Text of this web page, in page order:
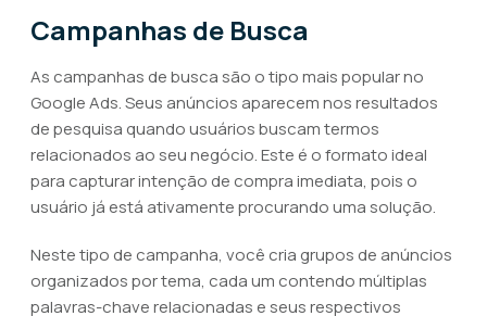
Campanhas de Busca
As campanhas de busca são o tipo mais popular no
Google Ads. Seus anúncios aparecem nos resultados
de pesquisa quando usuários buscam termos
relacionados ao seu negócio. Este é o formato ideal
para capturar intenção de compra imediata, pois o
usuário já está ativamente procurando uma solução.
Neste tipo de campanha, você cria grupos de anúncios
organizados por tema, cada um contendo múltiplas
palavras-chave relacionadas e seus respectivos